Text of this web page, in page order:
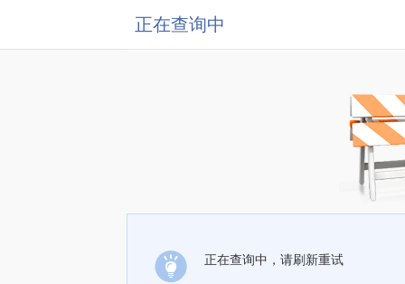
正在查询中
正在查询中，请刷新重试